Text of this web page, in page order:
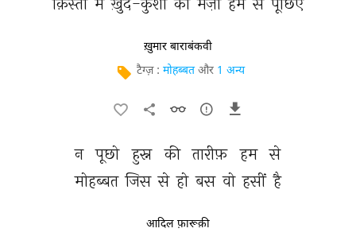
ख़ुमार बाराबंकवी
टैग्ज़ : मोहब्बत और 1 अन्य
न पूछो हुस्न की तारीफ़ हम से
मोहब्बत जिस से हो बस वो हसीं है
आदिल फ़ारूक़ी